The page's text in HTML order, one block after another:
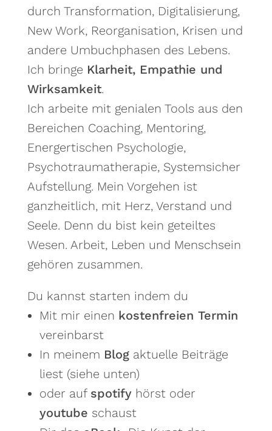
durch Transformation, Digitalisierung,
New Work, Reorganisation, Krisen und
andere Umbuchphasen des Lebens.
Ich bringe Klarheit, Empathie und
Wirksamkeit.
Ich arbeite mit genialen Tools aus den
Bereichen Coaching, Mentoring,
Energertischen Psychologie,
Psychotraumatherapie, Systemsicher
Aufstellung. Mein Vorgehen ist
ganzheitlich, mit Herz, Verstand und
Seele. Denn du bist kein geteiltes
Wesen. Arbeit, Leben und Menschsein
gehören zusammen.
Du kannst starten indem du
Mit mir einen kostenfreien Termin
vereinbarst
In meinem Blogaktuelle Beiträge
liest (siehe unten)
oder auf spotifyhörst oder
youtube schaust